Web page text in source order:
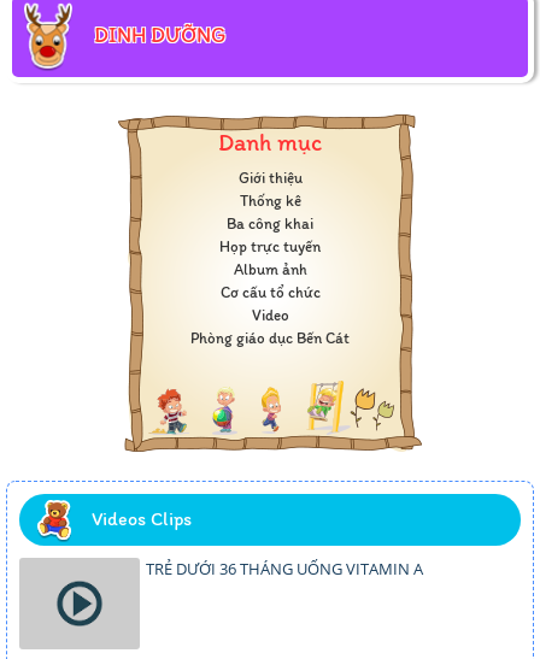
DINH DƯỠNG
Danh mục
Giới thiệu
Thống kê
Ba công khai
Họp trực tuyến
Album ảnh
Cơ cấu tổ chức
Video
Phòng giáo dục Bến Cát
Videos Clips
TRẺ DƯỚI 36 THÁNG UỐNG VITAMIN A